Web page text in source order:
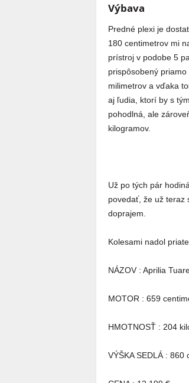
Výbava
Predné plexi je
180 centimetrov mi
prístroj v podobe 5
prispôsobený
milimetrov a vďaka
aj ľudia, ktorí by s
pohodlná, ale
kilogramov.
Už po tých pár
povedať, že už teraz
doprajem.
Kolesami nadol
NÁZOV : Aprilia
MOTOR : 659
HMOTNOSŤ : 204
VÝŠKA SEDLÁ : 860